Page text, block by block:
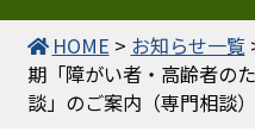
HOME > お知らせ一覧
期「障がい者・高齢者の
談」のご案内（専門相談）